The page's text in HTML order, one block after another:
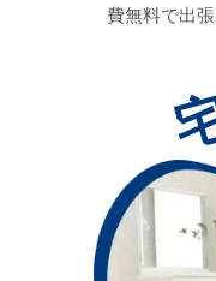
費無料で出張